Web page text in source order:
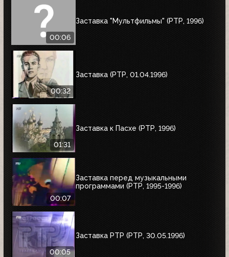
00:06
Заставка "Мультфильмы" (РТР, 1996)
00:32
Заставка (РТР, 01.04.1996)
01:31
Заставка к Пасхе (РТР, 1996)
00:07
Заставка перед музыкальными
программами (РТР, 1995-1996)
00:05
Заставка РТР (РТР, 30.05.1996)